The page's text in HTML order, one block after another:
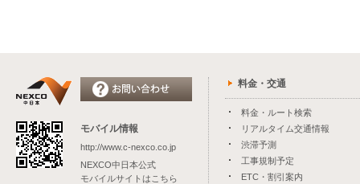
モバイル情報
http://www.c-nexco.co.jp
NEXCO中日本公式
モバイルサイトはこちら
料金・交通
料金・ルート検索
リアルタイム交通情報
渋滞予測
工事規制予定
ETC・割引案内